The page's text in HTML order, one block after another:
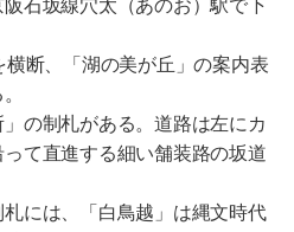
石坂線穴太（あのお）駅で下
断、「湖の美が丘」の案内表
の制札がある。道路は左にカ
て直進する細い舗装路の坂道
札には、「白鳥越」は縄文時代